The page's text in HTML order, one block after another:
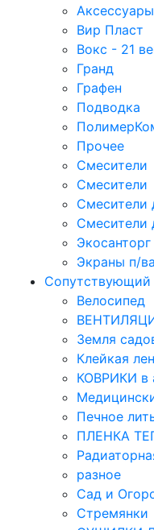
Аксессуары
Вир Пласт
Вокс - 21
Гранд
Графен
Подводка
Прочее
Смесители
Смесители
Смесители
Смесители
Экосанторг
Экраны п/
Сопутствующий
Велосипед
Земля
Клейкая
КОВРИКИ в
Печное
ПЛЕНКА
разное
Сад и
Стремянки